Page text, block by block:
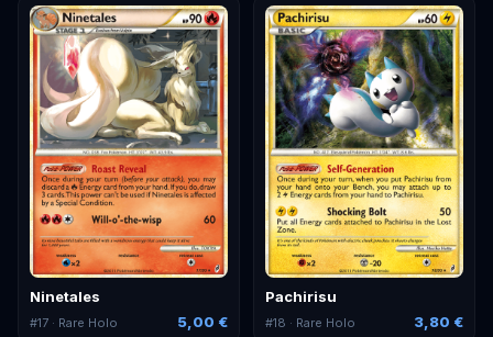
Ninetales
#17 · Rare Holo 5,00 €
Pachirisu
#18 · Rare Holo 3,80 €